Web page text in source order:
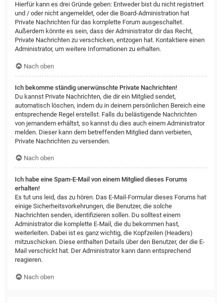
Hierfür kann es drei Gründe geben: Entweder bist du nicht registriert
und / oder nicht angemeldet, oder die Board-Administration hat
Private Nachrichten für das komplette Forum ausgeschaltet.
Außerdem könnte es sein, dass der Administrator dir das Recht,
Private Nachrichten zu verschicken, entzogen hat. Kontaktiere einen
Administrator, um weitere Informationen zu erhalten.
Nach oben
Ich bekomme ständig unerwünschte Private Nachrichten!
Du kannst Private Nachrichten, die dir ein Mitglied sendet,
automatisch löschen, indem du in deinem persönlichen Bereich eine
entsprechende Regel erstellst. Falls du belästigende Nachrichten
von jemandem erhältst, so kannst du dies auch einem Administrator
melden. Dieser kann dem betreffenden Mitglied dann verbieten,
Private Nachrichten zu versenden.
Nach oben
Ich habe eine Spam-E-Mail von einem Mitglied dieses Forums
erhalten!
Es tut uns leid, das zu hören. Das E-Mail-Formular dieses Forums hat
einige Sicherheitsvorkehrungen, die Benutzer, die solche
Nachrichten senden, identifizieren sollen. Du solltest einem
Administrator die komplette E-Mail, die du bekommen hast,
weiterleiten. Dabei ist es ganz wichtig, die Kopfzeilen (Headers)
mitzuschicken. Diese enthalten Details über den Benutzer, der die E-
Mail verschickt hat. Der Administrator kann dann entsprechend
reagieren.
Nach oben